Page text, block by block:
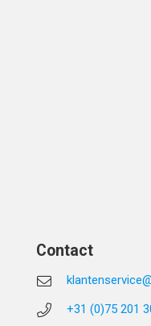
Contact
+31 (0)75 201